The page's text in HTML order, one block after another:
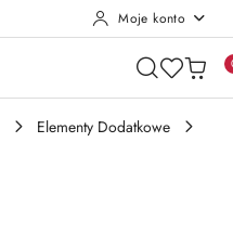
Moje konto
Elementy Dodatkowe